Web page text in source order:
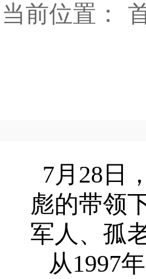
当前位置：
7月28日
彪的带领
军人、孤
从1997